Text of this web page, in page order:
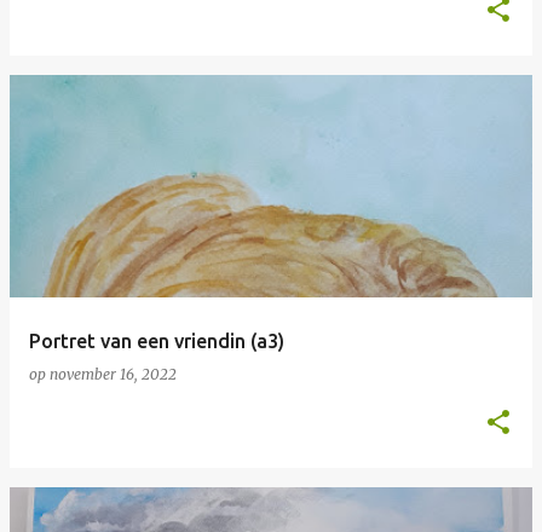
Portret van een vriendin (a3)
op november 16, 2022